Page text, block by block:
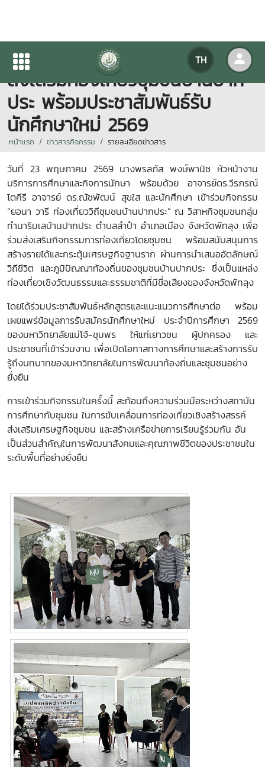
TH
แม่โจ้-ชุมพร ร่วม “ยอนา วารี”
ส่งเสริมท่องเที่ยวชุมชนบ้านปาก
ประ พร้อมประชาสัมพันธ์รับ
นักศึกษาใหม่ 2569
หน้าแรก ข่าวสารกิจกรรม รายละเอียดข่าวสาร
วันที่ 23 พฤษภาคม 2569 นางพรลภัส พงษ์พานิช หัวหน้างาน
บริการการศึกษาและกิจการนักษา พร้อมด้วย อาจารย์ดร.วีรภรณ์
โตคีรี อาจารย์ ดร.ณัชพัฒน์ สุขใส และนักศึกษา เข้าร่วมกิจกรรม
“ยอนา วารี ท่องเที่ยววิถีชุมชนบ้านปากประ” ณ วิสาหกิจชุมชนกลุ่ม
ทำนาริมเลบ้านปากประ ตำบลลำปำ อำเภอเมือง จังหวัดพัทลุง เพื่อ
ร่วมส่งเสริมกิจกรรมการท่องเที่ยวโดยชุมชน พร้อมสนับสนุนการ
สร้างรายได้และกระตุ้นเศรษฐกิจฐานราก ผ่านการนำเสนออัตลักษณ์
วิถีชีวิต และภูมิปัญญาท้องถิ่นของชุมชนบ้านปากประ ซึ่งเป็นแหล่ง
ท่องเที่ยวเชิงวัฒนธรรมและธรรมชาติที่มีชื่อเสียงของจังหวัดพัทลุง
โดยได้ร่วมประชาสัมพันธ์หลักสูตรและแนะแนวการศึกษาต่อ พร้อม
เผยแพร่ข้อมูลการรับสมัครนักศึกษาใหม่ ประจำปีการศึกษา 2569
ของมหาวิทยาลัยแม่โจ้-ชุมพร ให้แก่เยาวชน ผู้ปกครอง และ
ประชาชนที่เข้าร่วมงาน เพื่อเปิดโอกาสทางการศึกษาและสร้างการรับ
รู้ถึงบทบาทของมหาวิทยาลัยในการพัฒนาท้องถิ่นและชุมชนอย่าง
ยั่งยืน
การเข้าร่วมกิจกรรมในครั้งนี้ สะท้อนถึงความร่วมมือระหว่างสถาบัน
การศึกษากับชุมชน ในการขับเคลื่อนการท่องเที่ยวเชิงสร้างสรรค์
ส่งเสริมเศรษฐกิจชุมชน และสร้างเครือข่ายการเรียนรู้ร่วมกัน อัน
เป็นส่วนสำคัญในการพัฒนาสังคมและคุณภาพชีวิตของประชาชนใน
ระดับพื้นที่อย่างยั่งยืน